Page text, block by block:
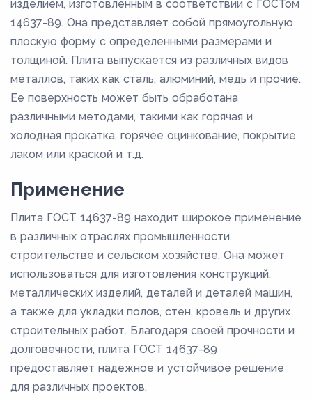
изделием, изготовленным в соответствии с ГОСТом
14637-89. Она представляет собой прямоугольную
плоскую форму с определенными размерами и
толщиной. Плита выпускается из различных видов
металлов, таких как сталь, алюминий, медь и прочие.
Ее поверхность может быть обработана
различными методами, такими как горячая и
холодная прокатка, горячее оцинкование, покрытие
лаком или краской и т.д.
Применение
Плита ГОСТ 14637-89 находит широкое применение
в различных отраслях промышленности,
строительстве и сельском хозяйстве. Она может
использоваться для изготовления конструкций,
металлических изделий, деталей и деталей машин,
а также для укладки полов, стен, кровель и других
строительных работ. Благодаря своей прочности и
долговечности, плита ГОСТ 14637-89
предоставляет надежное и устойчивое решение
для различных проектов.